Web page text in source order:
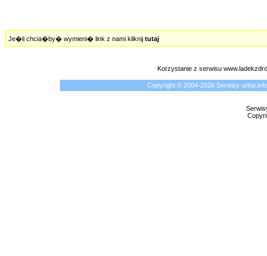
Je�li chcia�by� wymieni� link z nami kliknijtutaj
Korzystanie z serwisu
Copyright © 2004-2026 Serwisy